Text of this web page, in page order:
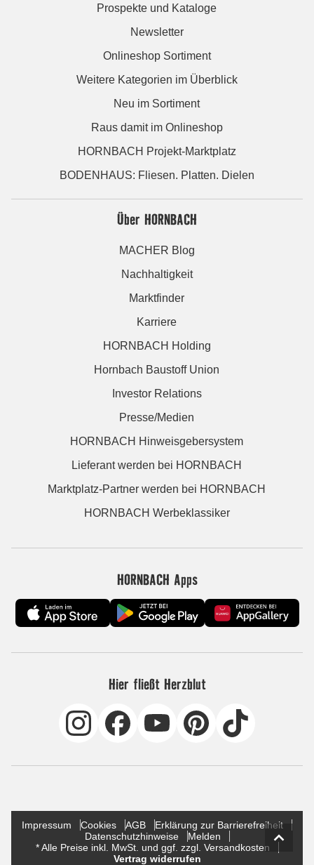
Prospekte und Kataloge
Newsletter
Onlineshop Sortiment
Weitere Kategorien im Überblick
Neu im Sortiment
Raus damit im Onlineshop
HORNBACH Projekt-Marktplatz
BODENHAUS: Fliesen. Platten. Dielen
Über HORNBACH
MACHER Blog
Nachhaltigkeit
Marktfinder
Karriere
HORNBACH Holding
Hornbach Baustoff Union
Investor Relations
Presse/Medien
HORNBACH Hinweisgebersystem
Lieferant werden bei HORNBACH
Marktplatz-Partner werden bei HORNBACH
HORNBACH Werbeklassiker
HORNBACH Apps
Hier fließt Herzblut
Impressum Cookies AGB
Erklärung zur Barrierefreiheit
Datenschutzhinweise
Melden
* Alle Preise inkl. MwSt. und ggf. zzgl. Versandkosten
Vertrag widerrufen